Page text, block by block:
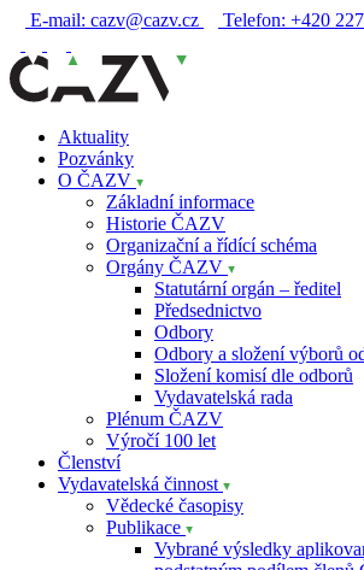
E-mail: cazv@cazv.cz Telefon: +420
Aktuality
Pozvánky
O ČAZV
Základní informace
Historie ČAZV
Organizační a řídící schéma
Orgány ČAZV
Statutární orgán – ředitel
Předsednictvo
Odbory
Odbory a složení výborů
Složení komisí dle odborů
Vydavatelská rada
Plénum ČAZV
Výročí 100 let
Členství
Vydavatelská činnost
Vědecké časopisy
Publikace
Vybrané výsledky